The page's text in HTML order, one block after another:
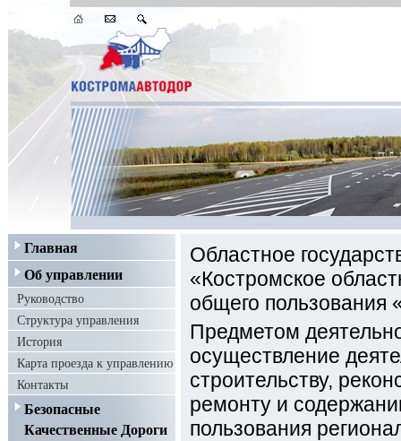
Главная
Об управлении
Руководство
Структура управления
История
Карта проезда к управлению
Контакты
Безопасные
Качественные Дороги
Областное
«Костромское
общего пользования
Предметом
осуществление
строительству,
ремонту и
пользования